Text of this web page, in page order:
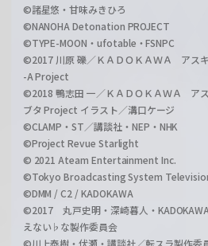
©諸星悠・甘味みきひろ
©NANOHA Detonation PROJECT
©TYPE-MOON・ufotable・FSNPC
©2017 川原 礫／ＫＡＤＯＫＡＷＡ アス
-A Project
©2018 鴨志田 一／ＫＡＤＯＫＡＷＡ ア
ブタ Project イラスト／溝口ケージ
©CLAMP・ST／講談社・NEP・NHK
©Project Revue Starlight
© 2021 Ateam Entertainment Inc.
©Tokyo Broadcasting System
©DMM / C2 / KADOKAWA
©2017 丸戸史明・深崎暮人・
えない♭な製作委員会
©川上泰樹・伏瀬・講談社／転スラ製作委